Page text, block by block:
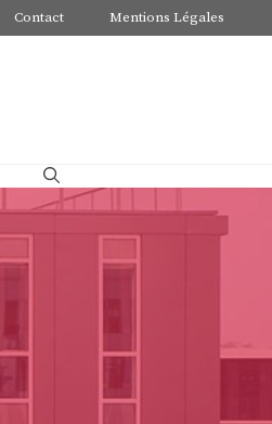
Contact Mentions Légales